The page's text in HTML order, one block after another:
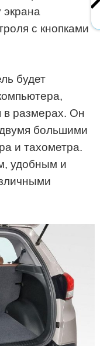
с кнопками
будет
в размерах. Он
большими
и тахометра.
удобным и